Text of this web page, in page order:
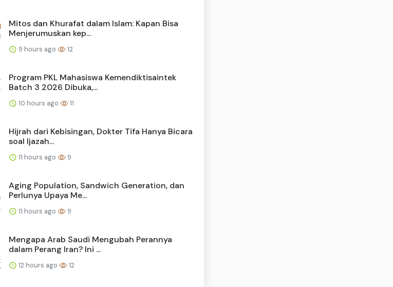
Mitos dan Khurafat dalam Islam: Kapan Bisa
Menjerumuskan kep...
9 hours ago 12
Program PKL Mahasiswa Kemendiktisaintek
Batch 3 2026 Dibuka,...
10 hours ago 11
Hijrah dari Kebisingan, Dokter Tifa Hanya Bicara
soal Ijazah...
11 hours ago 9
Aging Population, Sandwich Generation, dan
Perlunya Upaya Me...
11 hours ago 9
Mengapa Arab Saudi Mengubah Perannya
dalam Perang Iran? Ini ...
12 hours ago 12